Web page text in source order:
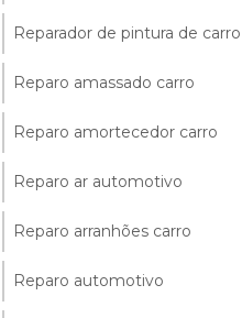
Reparador de pintura de carro
Reparo amassado carro
Reparo amortecedor carro
Reparo ar automotivo
Reparo arranhões carro
Reparo automotivo